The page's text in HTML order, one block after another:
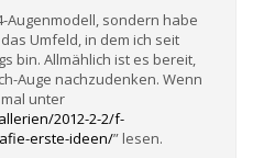
Augenmodell, sondern habe
Umfeld, in dem ich seit
bin. Allmählich ist es bereit,
Auge nachzudenken. Wenn
unter
2012-2-2/f-
erste-ideen/” lesen.